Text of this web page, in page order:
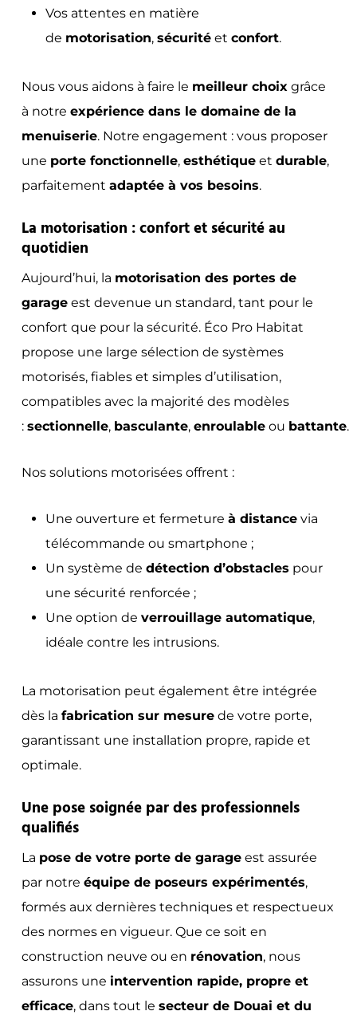
Vos attentes en matière
de motorisation, sécuritéet confort.
Nous vous aidons à faire le meilleur choixgrâce
à notre expérience dans le domaine de la
menuiserie. Notre engagement : vous proposer
une porte fonctionnelle, esthétiqueet durable,
parfaitement adaptée à vos besoins.
La motorisation : confort et sécurité au
quotidien
Aujourd’hui, la motorisation des portes de
garageest devenue un standard, tant pour le
confort que pour la sécurité. Éco Pro Habitat
propose une large sélection de systèmes
motorisés, fiables et simples d’utilisation,
compatibles avec la majorité des modèles
: sectionnelle, basculante, enroulableou battante.
Nos solutions motorisées offrent :
Une ouverture et fermeture à distancevia
télécommande ou smartphone ;
Un système de détection d’obstacles pour
une sécurité renforcée ;
Une option de verrouillage automatique,
idéale contre les intrusions.
La motorisation peut également être intégrée
dès la fabrication sur mesurede votre porte,
garantissant une installation propre, rapide et
optimale.
Une pose soignée par des professionnels
qualifiés
La pose de votre porte de garageest assurée
par notre équipe de poseurs expérimentés,
formés aux dernières techniques et respectueux
des normes en vigueur. Que ce soit en
construction neuve ou en rénovation, nous
assurons une intervention rapide, propre et
efficace, dans tout le secteur de Douai et du